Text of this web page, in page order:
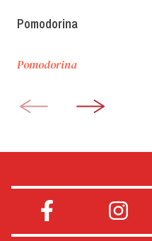
Pomodorina
Pomodorina